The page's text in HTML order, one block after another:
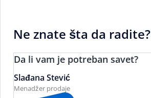
Ne znate šta da radite?
Da li vam je potreban savet?
Slađana Stević
Menadžer prodaje